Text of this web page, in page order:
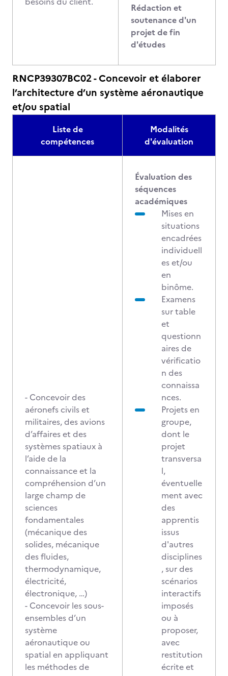
Rédaction et
soutenance d'un
projet de fin
d'études
RNCP39307BC02 - Concevoir et élaborer
l’architecture d’un système aéronautique
et/ou spatial
Liste de
compétences
Modalités
d'évaluation
- Concevoir des
aéronefs civils et
militaires, des avions
d’affaires et des
systèmes spatiaux à
l’aide de la
connaissance et la
compréhension d’un
large champ de
sciences
fondamentales
(mécanique des
solides, mécanique
des fluides,
thermodynamique,
électricité,
électronique, …)
- Concevoir les sous-
ensembles d’un
système
aéronautique ou
spatial en appliquant
les méthodes de
Évaluation des
séquences
académiques
Mises en
situations
encadrées
individuell
es et/ou
en
binôme.
Examens
sur table
et
questionn
aires de
vérificatio
n des
connaissa
nces.
Projets en
groupe,
dont le
projet
transversa
l,
éventuelle
ment avec
des
apprentis
issus
d'autres
disciplines
, sur des
scénarios
interactifs
imposés
ou à
proposer,
avec
restitution
écrite et